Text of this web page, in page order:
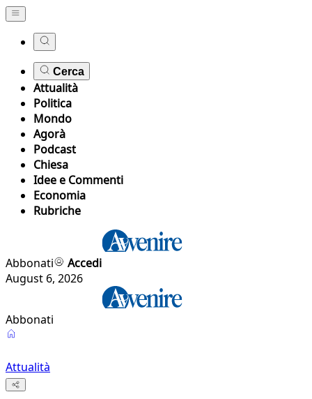
Cerca
Attualità
Politica
Mondo
Agorà
Podcast
Chiesa
Idee e Commenti
Economia
Rubriche
Abbonati
Accedi
August 6, 2026
Abbonati
Attualità